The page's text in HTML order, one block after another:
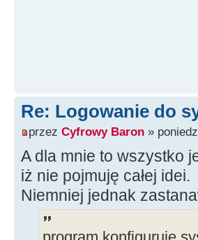
Re: Logowanie do
przez Cyfrowy Baron »
A dla mnie to wszystko
iż nie pojmuję całej idei.
Niemniej jednak